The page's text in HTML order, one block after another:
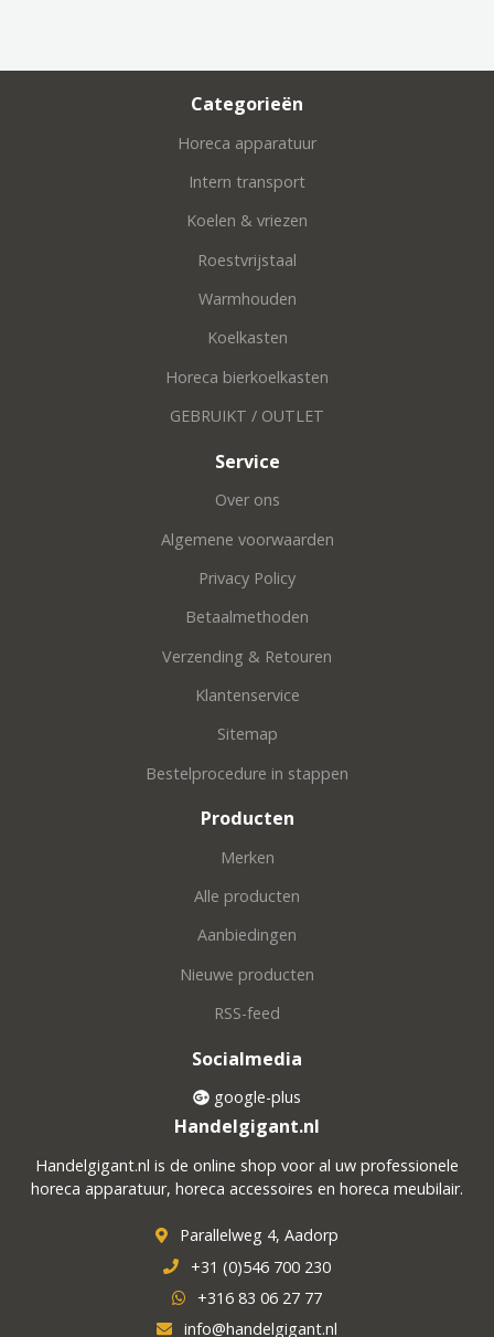
Categorieën
Horeca apparatuur
Intern transport
Koelen & vriezen
Roestvrijstaal
Warmhouden
Koelkasten
Horeca bierkoelkasten
GEBRUIKT / OUTLET
Service
Over ons
Algemene voorwaarden
Privacy Policy
Betaalmethoden
Verzending & Retouren
Klantenservice
Sitemap
Bestelprocedure in stappen
Producten
Merken
Alle producten
Aanbiedingen
Nieuwe producten
RSS-feed
Socialmedia
google-plus
Handelgigant.nl
Handelgigant.nl is de online shop voor al uw professionele
horeca apparatuur, horeca accessoires en horeca meubilair.
Parallelweg 4, Aadorp
+31 (0)546 700 230
+316 83 06 27 77
info@handelgigant.nl